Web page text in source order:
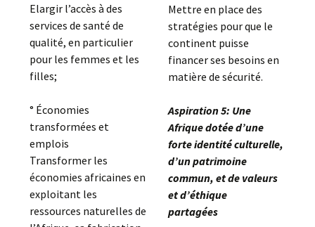
Elargir l’accès à des
services de santé de
qualité, en particulier
pour les femmes et les
filles;
° Économies
transformées et
emplois
Transformer les
économies africaines en
exploitant les
ressources naturelles de
Mettre en place des
stratégies pour que le
continent puisse
financer ses besoins en
matière de sécurité.
Aspiration 5: Une
Afrique dotée d’une
forte identité culturelle,
d’un patrimoine
commun, et de valeurs
et d’éthique
partagées